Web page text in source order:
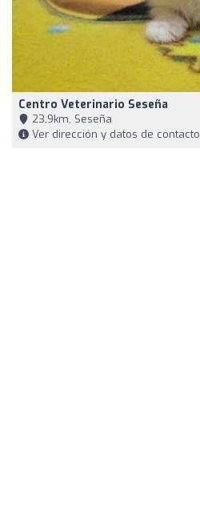
Centro Veterinario Seseña
23,9km, Seseña
Ver dirección y datos de contacto